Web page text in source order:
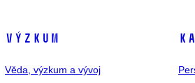
VÝZKUM
Věda, výzkum a vývoj